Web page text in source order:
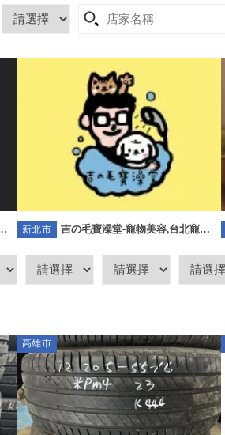
鍵。
新北市
吉の毛寶澡堂-寵物美容,台北寵物
容
高雄市